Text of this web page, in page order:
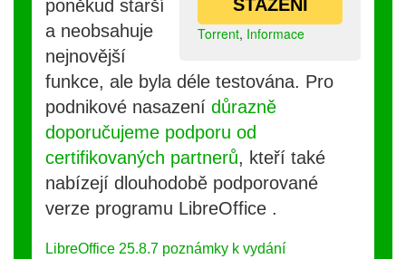
STAŽENÍ
Torrent, Informace
poněkud starší
a neobsahuje
nejnovější
funkce, ale byla déle testována. Pro
podnikové nasazení důrazně
doporučujeme podporu od
certifikovaných partnerů, kteří také
nabízejí dlouhodobě podporované
verze programu LibreOffice .
LibreOffice 25.8.7 poznámky k vydání